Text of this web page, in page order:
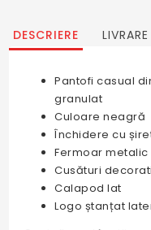
DESCRIERE LIVRARE
Pantofi casual
granulat
Culoare neagră
Închidere cu
Fermoar
Cusături
Calapod lat
Logo ștanțat